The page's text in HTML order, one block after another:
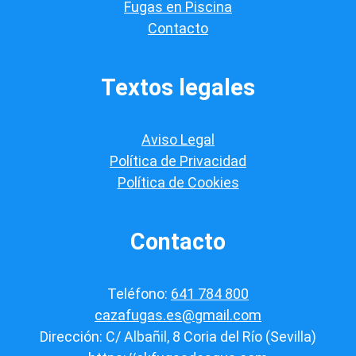
Fugas en Piscina
Contacto
Textos legales
Aviso Legal
Política de Privacidad
Política de Cookies
Contacto
Teléfono: 641 784 800
cazafugas.es@gmail.com
Dirección: C/ Albañil, 8 Coria del Río (Sevilla)